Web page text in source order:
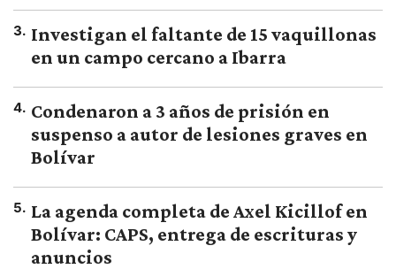
3. Investigan el faltante de 15 vaquillonas
en un campo cercano a Ibarra
4. Condenaron a 3 años de prisión en
suspenso a autor de lesiones graves en
Bolívar
5. La agenda completa de Axel Kicillof en
Bolívar: CAPS, entrega de escrituras y
anuncios